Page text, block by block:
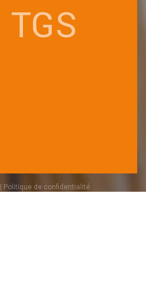
TGS
| Politique de confidentialité